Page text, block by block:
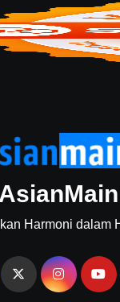
AsianMain
Harmoni dalam